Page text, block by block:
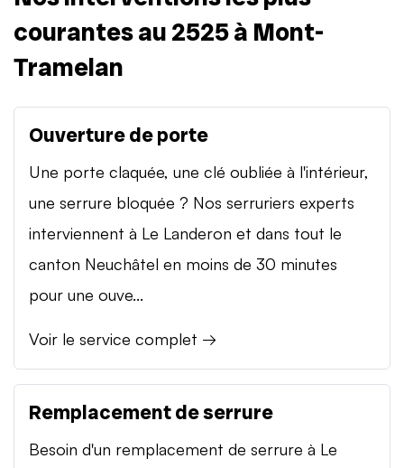
courantes au 2525 à Mont-
Tramelan
Ouverture de porte
Une porte claquée, une clé oubliée à l'intérieur,
une serrure bloquée ? Nos serruriers experts
interviennent à Le Landeron et dans tout le
canton Neuchâtel en moins de 30 minutes
pour une ouve...
Voir le service complet →
Remplacement de serrure
Besoin d'un remplacement de serrure à Le